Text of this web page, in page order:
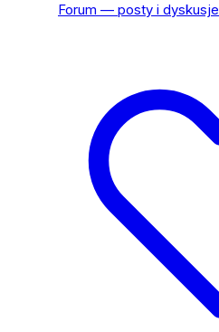
Forum — posty i dyskusje